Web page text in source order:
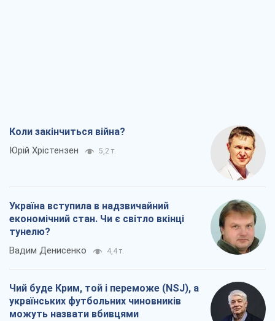
Коли закінчиться війна?
Юрій Хрістензен 5,2 т.
Україна вступила в надзвичайний
економічний стан. Чи є світло вкінці
тунелю?
Вадим Денисенко 4,4 т.
Чий буде Крим, той і переможе (NSJ), а
українських футбольних чиновників
можуть назвати вбивцями